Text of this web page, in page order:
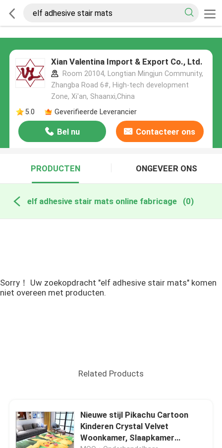
Xian Valentina Import & Export Co., Ltd.
Room 20104, Longtian Mingjun Community,
Zhangba Road 6#, High-tech development
Zone, Xi'an, Shaanxi,China
5.0
Geverifieerde Leverancier
Bel nu Contacteer ons
PRODUCTEN ONGEVEER ONS
elf adhesive stair mats online fabricage (0)
Sorry！ Uw zoekopdracht "elf adhesive stair mats" komen
niet overeen met producten.
Related Products
Nieuwe stijl Pikachu Cartoon
Kinderen Crystal Velvet
Woonkamer, Slaapkamer